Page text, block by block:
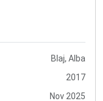
Blaj, Alba
2017
Nov 2025